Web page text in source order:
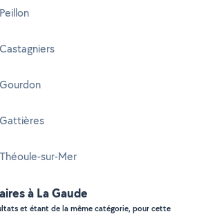
sur-Mer
à La Gaude
et étant de la même catégorie, pour cette